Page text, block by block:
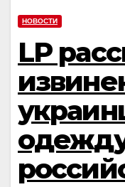
НОВОСТИ
LP